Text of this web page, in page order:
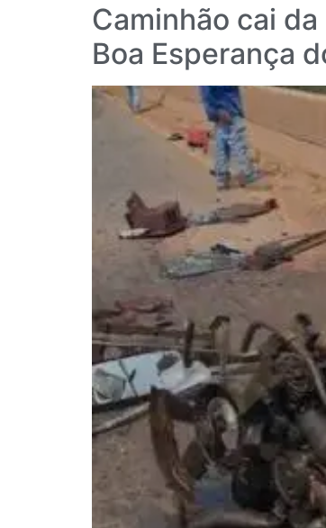
Caminhão cai
Boa Esperança